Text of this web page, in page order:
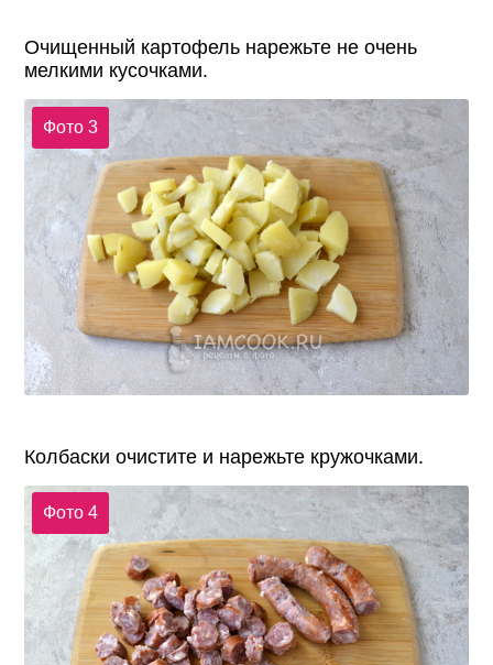
Очищенный картофель нарежьте не очень
мелкими кусочками.
Фото 3
Колбаски очистите и нарежьте кружочками.
Фото 4